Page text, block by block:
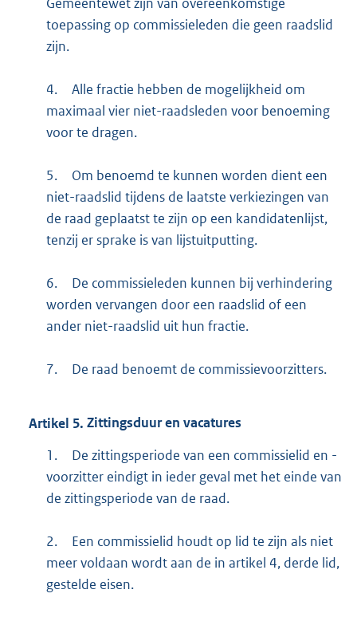
toepassing op commissieleden die geen raadslid
zijn.
4.
Alle fractie hebben de mogelijkheid om
maximaal vier niet-raadsleden voor benoeming
voor te dragen.
5.
Om benoemd te kunnen worden dient een
niet-raadslid tijdens de laatste verkiezingen van
de raad geplaatst te zijn op een kandidatenlijst,
tenzij er sprake is van lijstuitputting.
6.
De commissieleden kunnen bij verhindering
worden vervangen door een raadslid of een
ander niet-raadslid uit hun fractie.
7. De raad benoemt de commissievoorzitters.
Artikel 5. Zittingsduur en vacatures
1.
De zittingsperiode van een commissielid en -
voorzitter eindigt in ieder geval met het einde van
de zittingsperiode van de raad.
2.
Een commissielid houdt op lid te zijn als niet
meer voldaan wordt aan de in artikel 4, derde lid,
gestelde eisen.